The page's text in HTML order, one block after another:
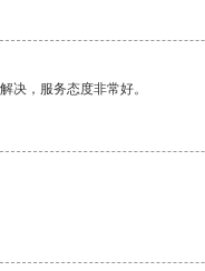
决，服务态度非常好。